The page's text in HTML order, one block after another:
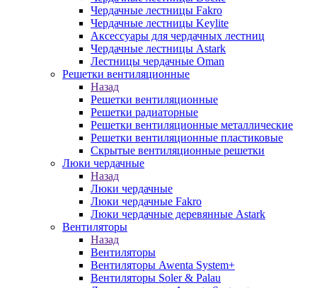
Чердачные лестницы Fakro
Чердачные лестницы Keylite
Аксессуары для чердачных лестниц
Чердачные лестницы Astark
Лестницы чердачные Oman
Решетки вентиляционные
Назад
Решетки вентиляционные
Решетки радиаторные
Решетки вентиляционные металлические
Решетки вентиляционные пластиковые
Скрытые вентиляционные решетки
Люки чердачные
Назад
Люки чердачные
Люки чердачные Fakro
Люки чердачные деревянные Astark
Вентиляторы
Назад
Вентиляторы
Вентиляторы Awenta System+
Вентиляторы Soler & Palau